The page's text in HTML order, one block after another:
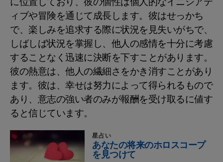
ィブや冒険を通じて成長します。彼はせっかち
で、楽しみを追求する際に状況を見失いがちで、
しばしば状況を掌握し、他人の感情を十分に考慮
することなく迅速に決断を下すことがあります。
彼の熱意は、他人の繊細さをかき消すことがあり
ます。彼は、幸せは努力によって得られるもので
あり、意志の強い者のみが報酬を受け取るに値す
ると信じています。
星占い
あなたの将来のホロスコープ
を見つけて